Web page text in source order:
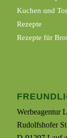
Kuchen und
Rezepte
Rezepte für
Werbeagentur
Rudolfshofer